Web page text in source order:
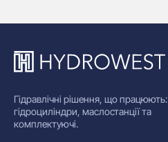
Гідравлічні рішення, що працюють:
гідроциліндри, маслостанції та
комплектуючі.